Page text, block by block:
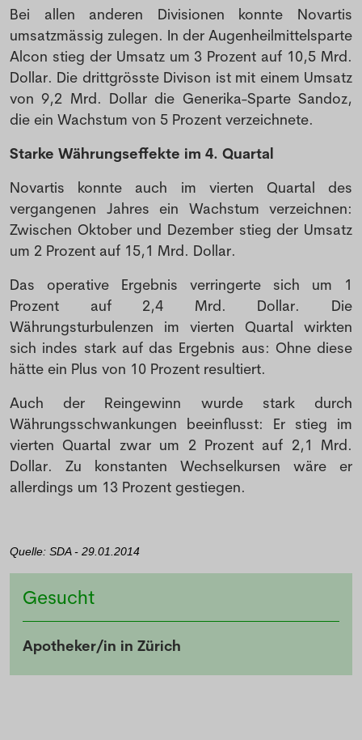
Bei allen anderen Divisionen konnte Novartis
umsatzmässig zulegen. In der Augenheilmittelsparte
Alcon stieg der Umsatz um 3 Prozent auf 10,5 Mrd.
Dollar. Die drittgrösste Divison ist mit einem Umsatz
von 9,2 Mrd. Dollar die Generika-Sparte Sandoz,
die ein Wachstum von 5 Prozent verzeichnete.
Starke Währungseffekte im 4. Quartal
Novartis konnte auch im vierten Quartal des
vergangenen Jahres ein Wachstum verzeichnen:
Zwischen Oktober und Dezember stieg der Umsatz
um 2 Prozent auf 15,1 Mrd. Dollar.
Das operative Ergebnis verringerte sich um 1
Prozent auf 2,4 Mrd. Dollar. Die
Währungsturbulenzen im vierten Quartal wirkten
sich indes stark auf das Ergebnis aus: Ohne diese
hätte ein Plus von 10 Prozent resultiert.
Auch der Reingewinn wurde stark durch
Währungsschwankungen beeinflusst: Er stieg im
vierten Quartal zwar um 2 Prozent auf 2,1 Mrd.
Dollar. Zu konstanten Wechselkursen wäre er
allerdings um 13 Prozent gestiegen.
Quelle: SDA - 29.01.2014
Gesucht
Apotheker/in in Zürich